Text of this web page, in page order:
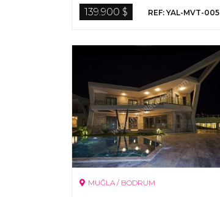
139.900 $ REF: YAL-MVT-005
MUĞLA / BODRUM